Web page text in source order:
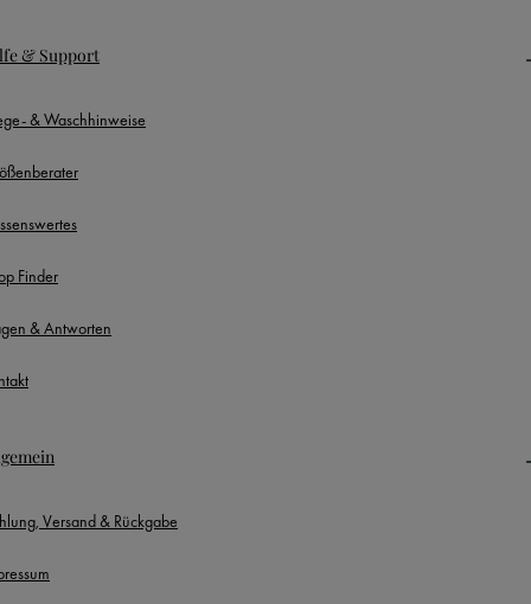
& Support
& Waschhinweise
Finder
& Antworten
Versand & Rückgabe